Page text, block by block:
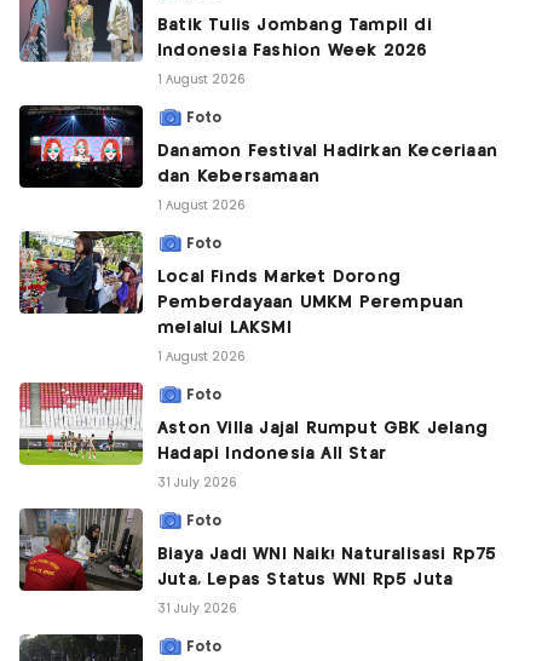
Batik Tulis Jombang Tampil di
Indonesia Fashion Week 2026
1 August 2026
Foto
Danamon Festival Hadirkan Keceriaan
dan Kebersamaan
1 August 2026
Foto
Local Finds Market Dorong
Pemberdayaan UMKM Perempuan
melalui LAKSMI
1 August 2026
Foto
Aston Villa Jajal Rumput GBK Jelang
Hadapi Indonesia All Star
31 July 2026
Foto
Biaya Jadi WNI Naik! Naturalisasi Rp75
Juta, Lepas Status WNI Rp5 Juta
31 July 2026
Foto